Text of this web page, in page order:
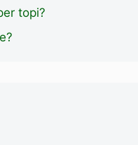
topi?